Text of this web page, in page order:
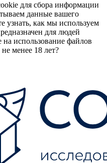
для сбора информации
данные вашего
узнать, как мы используем
для людей
на использование файлов
менее 18 лет?